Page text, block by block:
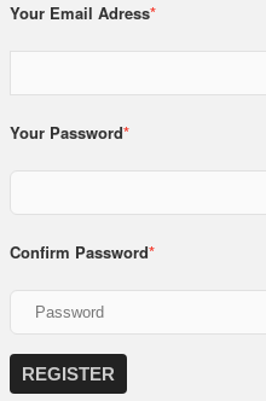
Your Email Adress*
Your Password*
Confirm Password*